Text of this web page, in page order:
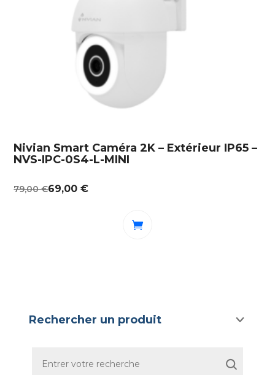
Nivian Smart Caméra 2K – Extérieur IP65 –
NVS-IPC-0S4-L-MINI
79,00€Le
69,00€Le
Rechercher un produit